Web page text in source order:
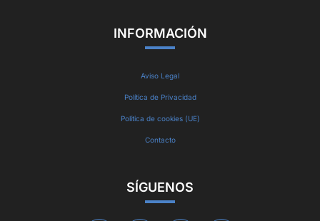
INFORMACIÓN
Aviso Legal
Política de Privacidad
Política de cookies (UE)
Contacto
SÍGUENOS